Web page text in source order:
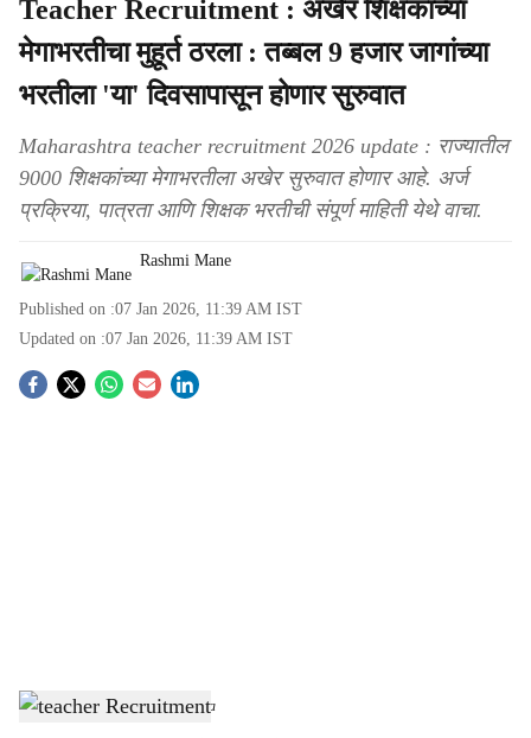
Teacher Recruitment : अखेर शिक्षकांच्या
मेगाभरतीचा मुहूर्त ठरला : तब्बल 9 हजार जागांच्या
भरतीला 'या' दिवसापासून होणार सुरुवात
Maharashtra teacher recruitment 2026 update : राज्यातील
9000 शिक्षकांच्या मेगाभरतीला अखेर सुरुवात होणार आहे. अर्ज
प्रक्रिया, पात्रता आणि शिक्षक भरतीची संपूर्ण माहिती येथे वाचा.
Rashmi Mane
Published on :07 Jan 2026, 11:39 AM IST
Updated on :07 Jan 2026, 11:39 AM IST
S
teacher Recruitment-Sarkarnama